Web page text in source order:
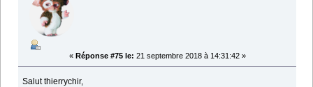
« Réponse #75 le: 21 septembre 2018 à 14:31:42 »
Salut thierrychir,